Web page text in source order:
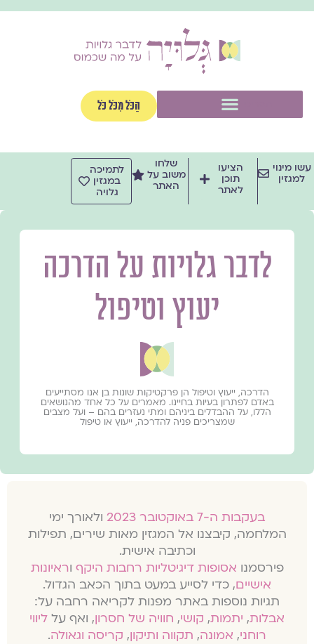
הַכֹּל מִכֹּל כֹּל
עשו מינוי
למגזין
הציעו
תוכן
לאתר
שלחו
משוב על
האתר
לתמיכה
במגזין
גלויה
לדבר גלויות על הדרכה
יעוץ וטיפול
הדרכה, ייעוץ וטיפול הן פרקטיקות שונות בן אנו מסתייעים
באדם לפתרון בעיות בחיינו. מאמרים על כל אחד מהנושאים
הללו, על ההבדלים ביניהם ומתי נעזרים בהם – ועל מצבים
שמצריכים פניה להדרכה, ייעוץ או טיפול
בעקבות ה-7 באוקטובר 2023
ולאורך ימי
המלחמה, קיבצנו אל המגזין מאות שירים, תפילות
וכתיבה אישית.
פירסמנו אסופות דיגיטליות רחבות היקףוראיונות
אישיים, כדי לסייע במעט בתוך הכאב הגדול.
תגיות נוספות באתר מפנות לקריאה רחבה על:
אבלות, יתמות, קושי, חוויה של חסרון, ואף על ליווי
רוחני, אמונה, תקווה ותיקון, קריסה וגאולה.